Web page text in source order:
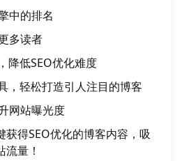
中的排名
多读者
降低SEO优化难度
，轻松打造引人注目的博客
网站曝光度
获得SEO优化的博客内容，吸
量！